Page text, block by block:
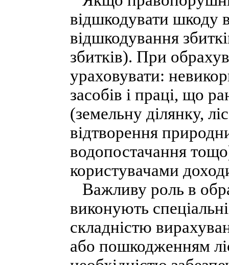
відшкодувати шкоду
відшкодування
збитків). При
ураховувати:
засобів і праці, що
(земельну ділянку,
відтворення
водопостачання
користувачами
Важливу роль в
виконують
складністю
або пошкодженням